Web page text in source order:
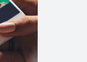
de
en la